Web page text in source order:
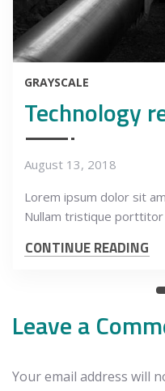
GRAYSCALE
Technology
August 13, 2018
Lorem ipsum dolor sit
Nullam tristique porttitor
CONTINUE READING
Leave a
Your email address will